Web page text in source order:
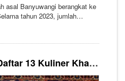
asal Banyuwangi berangkat ke
tahun 2023, jumlah
ribu lebih.
Arab Saudi Rilis Daftar 13 Kuliner Khas dari Setiap Wilayah di Kerajaan